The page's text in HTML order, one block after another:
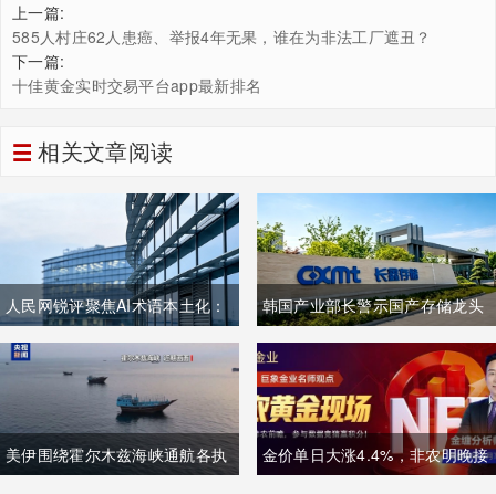
上一篇:
585人村庄62人患癌、举报4年无果，谁在为非法工厂遮丑？
下一篇:
十佳黄金实时交易平台app最新排名
相关文章阅读
人民网锐评聚焦AI术语本土化：
夯实中文科技话语体系关乎全球
科技话语权争夺
韩国产业部长警示国产存储龙头
面临追赶压力，忌惮国内大举布
局半导体，呼吁加码本土资本投
入避免优势流失
美伊围绕霍尔木兹海峡通航各执
金价单日大涨4.4%，非农明晚接